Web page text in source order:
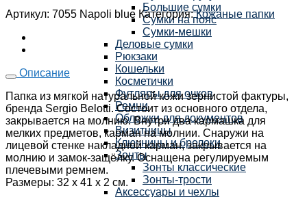
Большие сумки
Сумки на пояс
Сумки-мешки
Деловые сумки
Рюкзаки
Кошельки
Косметички
Футляры для очков
Ремни
Обложки для документов
Визитницы
Ключницы и брелоки
Зонты
Зонты классические
Зонты-трости
Аксессуары и чехлы
Артикул: 7055 Napoli blue Категория:Кожаные папки
Описание
Папка из мягкой натуральной кожи зернистой фактуры,
бренда Sergio Belotti. Состоит из основного отдела,
закрывается на молнию. Внутри два кармашка для
мелких предметов, карман на молнии. Снаружи на
лицевой стенке накладной карман, закрывается на
молнию и замок-защёлку. Оснащена регулируемым
плечевыми ремнем.
Размеры: 32 х 41 х 2 см.